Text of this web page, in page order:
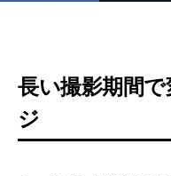
長い撮影期間
ジ